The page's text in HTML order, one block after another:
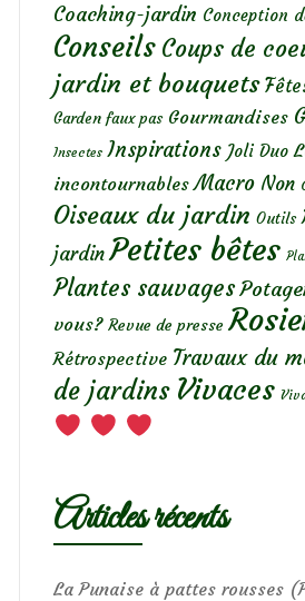
Coaching-jardin Conception
Conseils Coups de
jardin et bouquets
Garden faux pas Gourmandises
Insectes Inspirations Joli Duo
incontournables Macro Non
Oiseaux du jardin Outils
jardin Petites bêtes
Plantes sauvages
vous? Revue de presse
Rétrospective Travaux du
de jardins Vivaces
Articles récents
La Punaise à pattes rousses